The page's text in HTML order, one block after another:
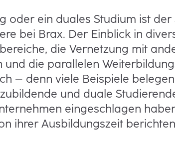
oder ein duales Studium ist der
bei Brax. Der Einblick in
die Vernetzung mit
und die parallelen
– denn viele Beispiele
und duale
eingeschlagen
ihrer Ausbildungszeit